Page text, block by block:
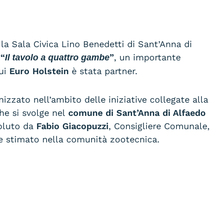
Sala Civica Lino Benedetti di Sant’Anna di
Il tavolo a quattro gambe”, un importante
Euro Holstein è stata partner.
nell’ambito delle iniziative collegate alla
si svolge nel comune di Sant’Anna di Alfaedo
da Fabio Giacopuzzi, Consigliere Comunale,
stimato nella comunità zootecnica.